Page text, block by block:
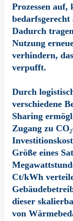
Prozessen auf,
bedarfsgerecht
Dadurch
Nutzung
verhindern,
verpufft.
Durch
verschiedene
Sharing
Zugang zu
Größe eines
Ct/kWh
dieser
von